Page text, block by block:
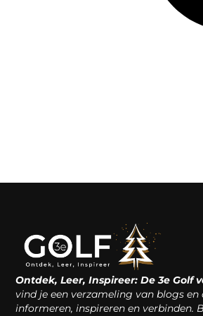
Ontdek, Leer, Inspireer: De 3e Golf
vind je een verzameling van blogs en
informeren, inspireren en verbinden.